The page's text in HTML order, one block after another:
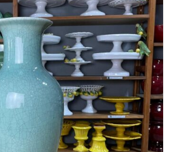
Password
Conta